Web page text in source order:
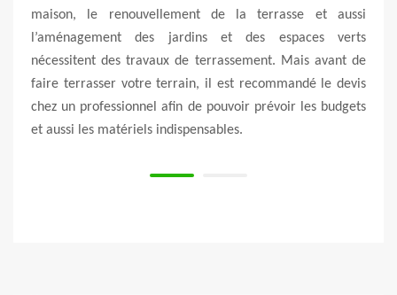
maison, le renouvellement de la terrasse et aussi
l’aménagement des jardins et des espaces verts
nécessitent des travaux de terrassement. Mais avant de
faire terrasser votre terrain, il est recommandé le devis
chez un professionnel afin de pouvoir prévoir les budgets
et aussi les matériels indispensables.